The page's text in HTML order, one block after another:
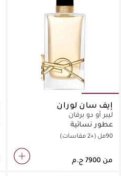
إيف سان لوران
ليبر أو دو برفان
عطور نسائية
90مل (+2 مقاسات)
من